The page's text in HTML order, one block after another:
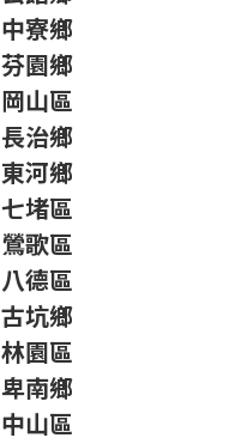
中寮鄉
芬園鄉
岡山區
長治鄉
東河鄉
七堵區
鶯歌區
八德區
古坑鄉
林園區
卑南鄉
中山區